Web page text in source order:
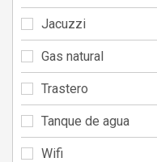
Jacuzzi
Gas natural
Trastero
Tanque de agua
Wifi